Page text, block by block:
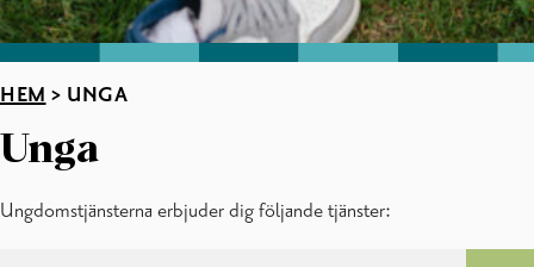
HEM > UNGA
Unga
Ungdomstjänsterna erbjuder dig följande tjänster: